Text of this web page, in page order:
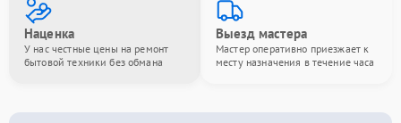
Наценка
У нас честные цены на ремонт
бытовой техники без обмана
Выезд мастера
Мастер оперативно приезжает к
месту назначения в течение часа